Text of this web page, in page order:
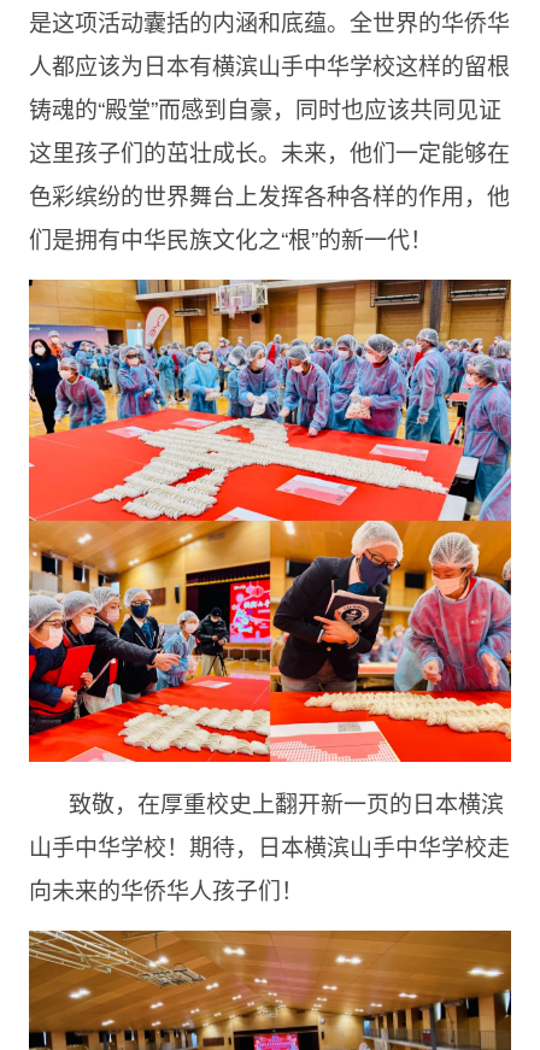
是这项活动囊括的内涵和底蕴。全世界的华侨华
人都应该为日本有横滨山手中华学校这样的留根
铸魂的“殿堂”而感到自豪，同时也应该共同见证
这里孩子们的茁壮成长。未来，他们一定能够在
色彩缤纷的世界舞台上发挥各种各样的作用，他
们是拥有中华民族文化之“根”的新一代！
致敬，在厚重校史上翻开新一页的日本横滨
山手中华学校！期待，日本横滨山手中华学校走
向未来的华侨华人孩子们！